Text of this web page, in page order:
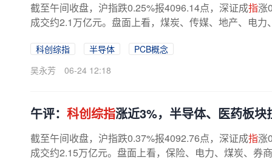
截至午间收盘，沪指跌0.25%报4096.14点，深证成指涨
成交约2.1万亿元。盘面上看，煤炭、传媒、地产、电
科创综指 半导体
PCB概念
吴永芳
06-24 12:18
午评： 科创综指涨近3%，半导体、医药板
截至午间收盘，沪指跌0.37%报4092.76点，深证成指涨
成交约2.15万亿元。盘面上看，保险、电力、煤炭、券